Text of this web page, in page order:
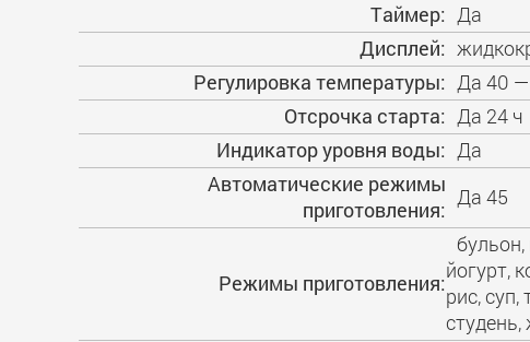
Таймер: Да
Дисплей:
Регулировка температуры: Да 40 —
Отсрочка старта: Да 24 ч
Индикатор уровня воды: Да
Автоматические режимы
приготовления:
Да 45
Режимы приготовления:
бульон,
йогурт,
рис, суп,
студень,